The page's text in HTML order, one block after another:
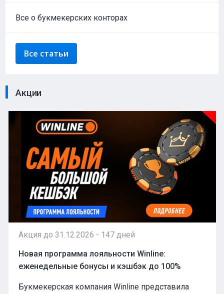
Все о букмекерских конторах
Все статьи
Акции
Акция до 31.12.2026 - 147 дней
Новая программа лояльности Winline:
еженедельные бонусы и кэшбэк до 100%
Букмекерская компания Winline представила